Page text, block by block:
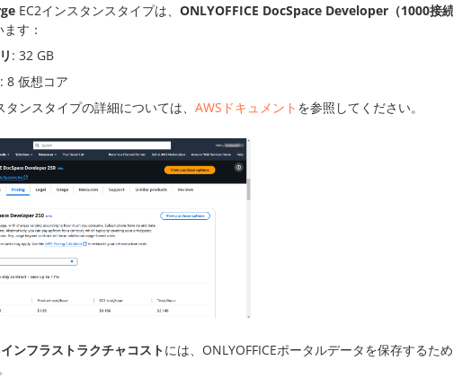
EC2インスタンスタイプは、 ONLYOFFICE DocSpace Developer（1000接続
す：
: 32 GB
: 8 仮想コア
タンスタイプの詳細については、 AWSドキュメント を参照してください。
ンフラストラクチャコストには、ONLYOFFICEポータルデータを保存するた